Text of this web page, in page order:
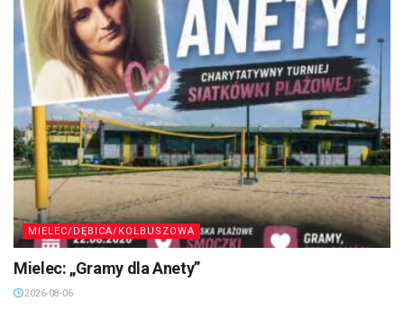
MIELEC/DĘBICA/KOLBUSZOWA
Mielec: „Gramy dla Anety”
2026-08-06